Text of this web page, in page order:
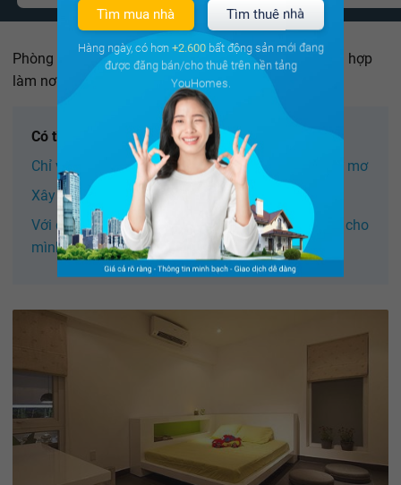
Phòng bếp với gam màu trung tính, ấm cúng, rất phù hợp
làm nơi cả gia đình quây quần mỗi ngày.
Có thể bạn quan tâm:
Chỉ với 400 triệu đồng: Nhà cấp 4 lột xác đẹp như mơ
Xây dựng nhà phố 2 tầng với chi phí chỉ 500 triệu
Với chi phí xây dựng khoảng 500 triệu: Bạn đã có cho
mình một căn nhà phố 2 tầng
Tìm mua nhà Tìm thuê nhà
Hàng ngày, có hơn +2.600bất động sản mới đang
được đăng bán/cho thuê trên nền tảng
YouHomes.